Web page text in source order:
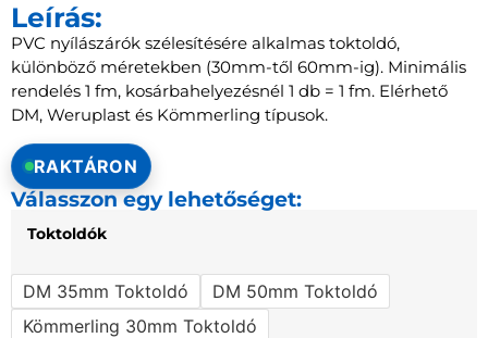
Leírás:
PVC nyílászárók szélesítésére alkalmas toktoldó,
különböző méretekben (30mm-től 60mm-ig). Minimális
rendelés 1 fm, kosárbahelyezésnél 1 db = 1 fm. Elérhető
DM, Weruplast és Kömmerling típusok.
RAKTÁRON
Válasszon egy lehetőséget:
Toktoldók
DM 35mm Toktoldó
DM 50mm Toktoldó
Kömmerling 30mm Toktoldó